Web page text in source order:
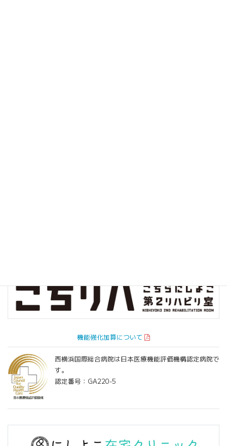
機能強化加算について
西横浜国際総合病院は日本医療機能評価機構認定病院で
す。
認定番号：GA220-5